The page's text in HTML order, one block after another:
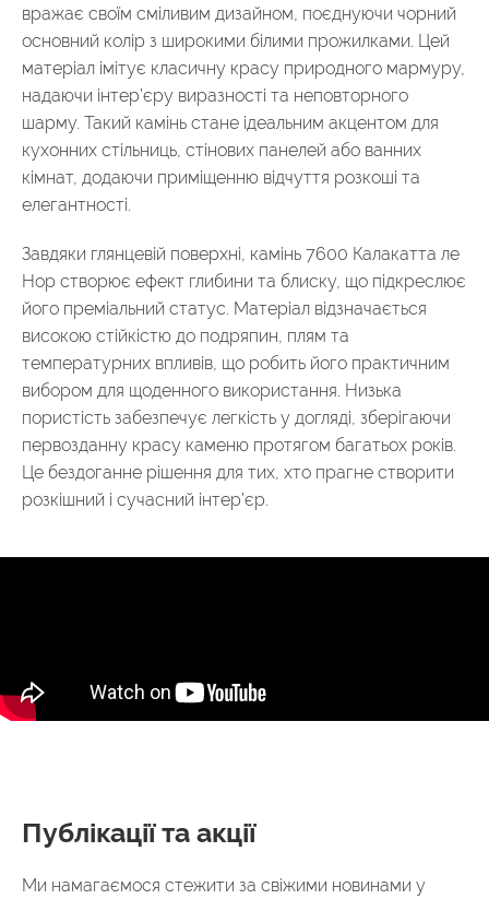
вражає своїм сміливим дизайном, поєднуючи чорний
основний колір з широкими білими прожилками. Цей
матеріал імітує класичну красу природного мармуру,
надаючи інтер’єру виразності та неповторного
шарму. Такий камінь стане ідеальним акцентом для
кухонних стільниць, стінових панелей або ванних
кімнат, додаючи приміщенню відчуття розкоші та
елегантності.
Завдяки глянцевій поверхні, камінь 7600 Калакатта ле
Нор створює ефект глибини та блиску, що підкреслює
його преміальний статус. Матеріал відзначається
високою стійкістю до подряпин, плям та
температурних впливів, що робить його практичним
вибором для щоденного використання. Низька
пористість забезпечує легкість у догляді, зберігаючи
первозданну красу каменю протягом багатьох років.
Це бездоганне рішення для тих, хто прагне створити
розкішний і сучасний інтер’єр.
Публікації та акції
Ми намагаємося стежити за свіжими новинами у